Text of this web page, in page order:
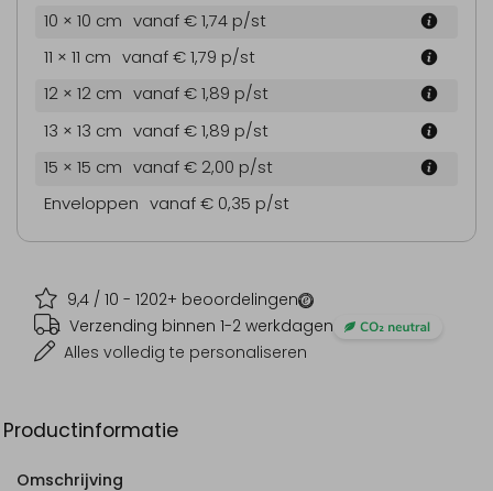
9,4 / 10 - 1202+ beoordelingen
Verzending binnen 1-2 werkdagen
Alles volledig te personaliseren
10 × 10 cm vanaf € 1,74 p/st
11 × 11 cm vanaf € 1,79 p/st
12 × 12 cm vanaf € 1,89 p/st
13 × 13 cm vanaf € 1,89 p/st
15 × 15 cm vanaf € 2,00 p/st
Enveloppen vanaf € 0,35 p/st
Productinformatie
Omschrijving